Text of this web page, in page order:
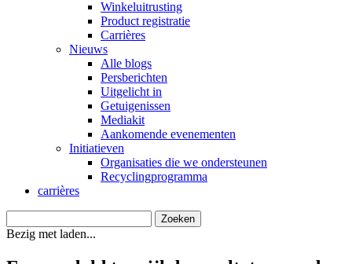
Winkeluitrusting
Product registratie
Carrières
Nieuws
Alle blogs
Persberichten
Uitgelicht in
Getuigenissen
Mediakit
Aankomende evenementen
Initiatieven
Organisaties die we ondersteunen
Recyclingprogramma
carrières
Bezig met laden...